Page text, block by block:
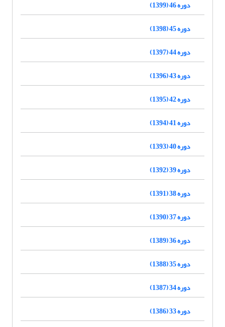
دوره 46 (1399)
دوره 45 (1398)
دوره 44 (1397)
دوره 43 (1396)
دوره 42 (1395)
دوره 41 (1394)
دوره 40 (1393)
دوره 39 (1392)
دوره 38 (1391)
دوره 37 (1390)
دوره 36 (1389)
دوره 35 (1388)
دوره 34 (1387)
دوره 33 (1386)